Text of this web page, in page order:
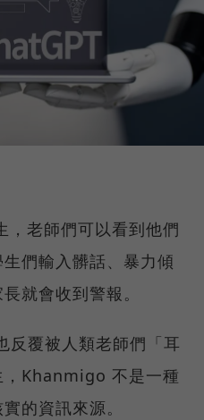
老師們可以看到他們
們輸入髒話、暴力傾
就會收到警報。
反覆被人類老師們「耳
，Khanmigo 不是一種
的資訊來源。